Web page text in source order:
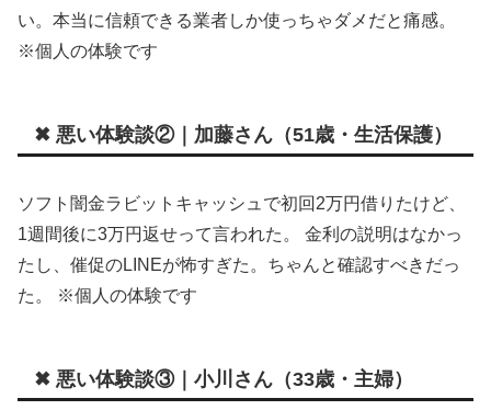
い。本当に信頼できる業者しか使っちゃダメだと痛感。
※個人の体験です
✖ 悪い体験談②｜加藤さん（51歳・生活保護）
ソフト闇金ラビットキャッシュで初回2万円借りたけど、
1週間後に3万円返せって言われた。 金利の説明はなかっ
たし、催促のLINEが怖すぎた。ちゃんと確認すべきだっ
た。 ※個人の体験です
✖ 悪い体験談③｜小川さん（33歳・主婦）